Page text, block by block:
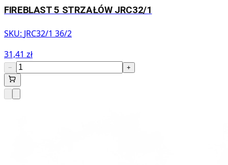
FIREBLAST 5 STRZAŁÓW JRC32/1
SKU: JRC32/1 36/2
31,41 zł
− +